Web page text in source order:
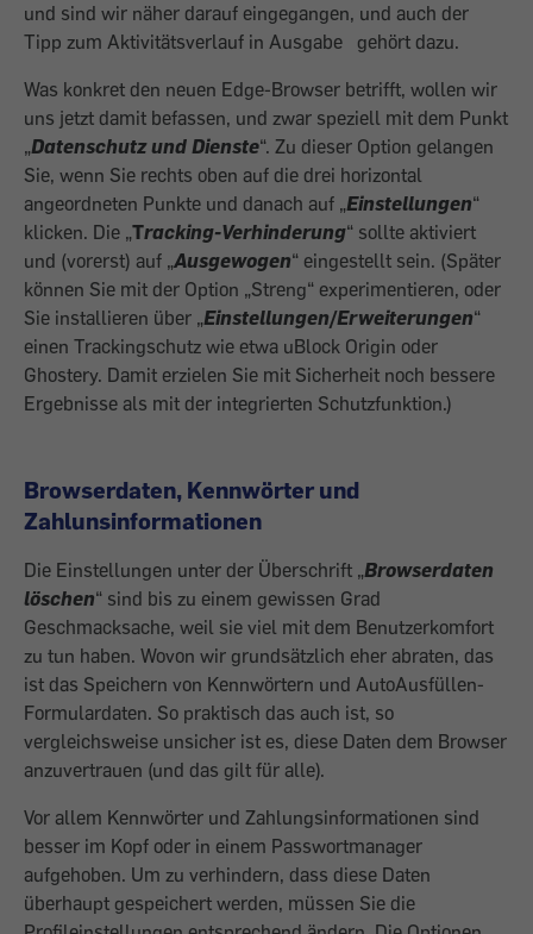
und sind wir näher darauf eingegangen, und auch der
Tipp zum Aktivitätsverlauf in Ausgabe
gehört dazu.
Was konkret den neuen Edge-Browser betrifft, wollen wir
uns jetzt damit befassen, und zwar speziell mit dem Punkt
„Datenschutz und Dienste“. Zu dieser Option gelangen
Sie, wenn Sie rechts oben auf die drei horizontal
angeordneten Punkte und danach auf „Einstellungen“
klicken. Die „Tracking-Verhinderung“ sollte aktiviert
und (vorerst) auf „Ausgewogen“ eingestellt sein. (Später
können Sie mit der Option „Streng“ experimentieren, oder
Sie installieren über „Einstellungen/Erweiterungen“
einen Trackingschutz wie etwa uBlock Origin oder
Ghostery. Damit erzielen Sie mit Sicherheit noch bessere
Ergebnisse als mit der integrierten Schutzfunktion.)
Browserdaten, Kennwörter und
Zahlunsinformationen
Die Einstellungen unter der Überschrift „Browserdaten
löschen“ sind bis zu einem gewissen Grad
Geschmacksache, weil sie viel mit dem Benutzerkomfort
zu tun haben. Wovon wir grundsätzlich eher abraten, das
ist das Speichern von Kennwörtern und AutoAusfüllen-
Formulardaten. So praktisch das auch ist, so
vergleichsweise unsicher ist es, diese Daten dem Browser
anzuvertrauen (und das gilt für alle).
Vor allem Kennwörter und Zahlungsinformationen sind
besser im Kopf oder in einem Passwortmanager
aufgehoben. Um zu verhindern, dass diese Daten
überhaupt gespeichert werden, müssen Sie die